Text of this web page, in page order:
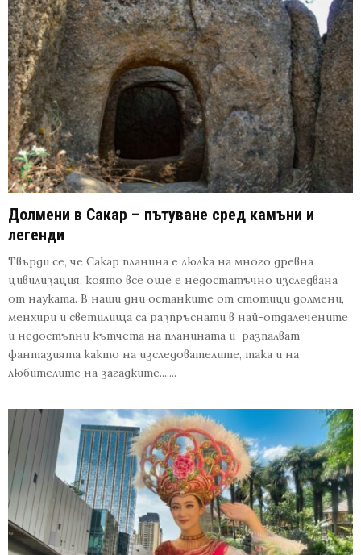
Долмени в Сакар – пътуване сред камъни и
легенди
Твърди се, че Сакар планина е люлка на много древна
цивилизация, която все още е недостатъчно изследвана
от науката. В наши дни останките от стотици долмени,
менхири и светилища са разпръснати в най-отдалечените
и недостъпни кътчета на планината и разпалват
фантазията както на изследователите, така и на
любителите на загадките.......